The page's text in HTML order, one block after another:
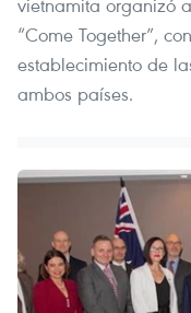
“Come Together”,
establecimiento de
ambos países.